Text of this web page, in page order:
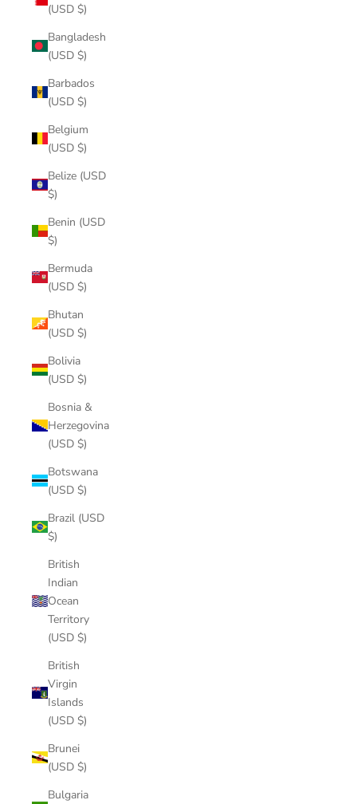
(USD $)
Bangladesh
(USD $)
Barbados
(USD $)
Belgium
(USD $)
Belize (USD
$)
Benin (USD
$)
Bermuda
(USD $)
Bhutan
(USD $)
Bolivia
(USD $)
Bosnia &
Herzegovina
(USD $)
Botswana
(USD $)
Brazil (USD
$)
British
Indian
Ocean
Territory
(USD $)
British
Virgin
Islands
(USD $)
Brunei
(USD $)
Bulgaria